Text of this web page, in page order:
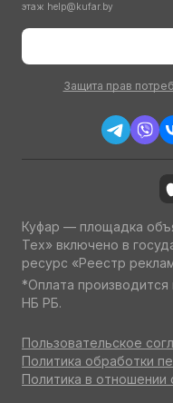
этаж help@kufar.by
Защита прав
Куфар — площадка
Тех» включено в
ресурс «Реестр
*Оплата производится
НБ РБ.
Пользовательское
Политика обработки
Политика в отношении